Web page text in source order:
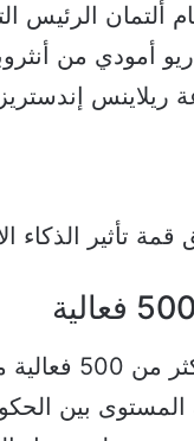
ألتمان الرئيس
أمودي من
ريلاينس
المستوى بين